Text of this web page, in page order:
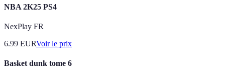
NBA 2K25 PS4
NexPlay FR
6.99 EURVoir le prix
Basket dunk tome 6